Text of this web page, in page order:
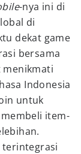
-nya ini di
di
dekat game
bersama
Indonesia
untuk
item-
terintegrasi